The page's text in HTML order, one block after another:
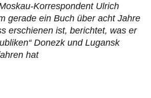
Korrespondent Ulrich
gerade ein Buch über acht Jahre
erschienen ist, berichtet, was er
Donezk und Lugansk
hat